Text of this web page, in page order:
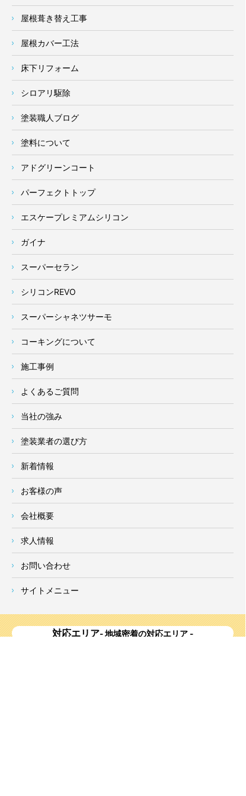
屋根葺き替え工事
屋根カバー工法
床下リフォーム
シロアリ駆除
塗装職人ブログ
塗料について
アドグリーンコート
パーフェクトトップ
エスケープレミアムシリコン
ガイナ
スーパーセラン
シリコンREVO
スーパーシャネツサーモ
コーキングについて
施工事例
よくあるご質問
当社の強み
塗装業者の選び方
新着情報
お客様の声
会社概要
求人情報
お問い合わせ
サイトメニュー
対応エリア- 地域密着の対応エリア -